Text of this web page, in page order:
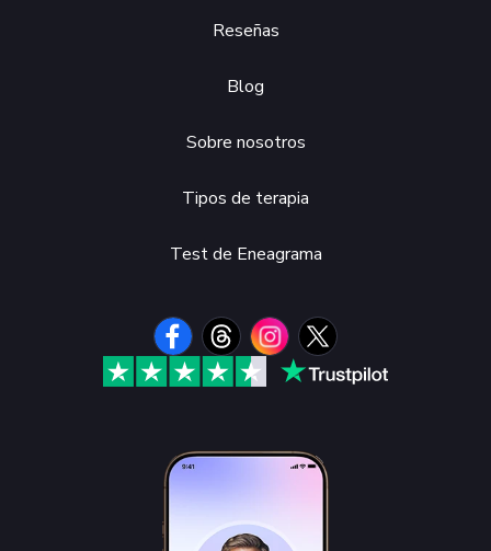
Reseñas
Blog
Sobre nosotros
Tipos de terapia
Test de Eneagrama